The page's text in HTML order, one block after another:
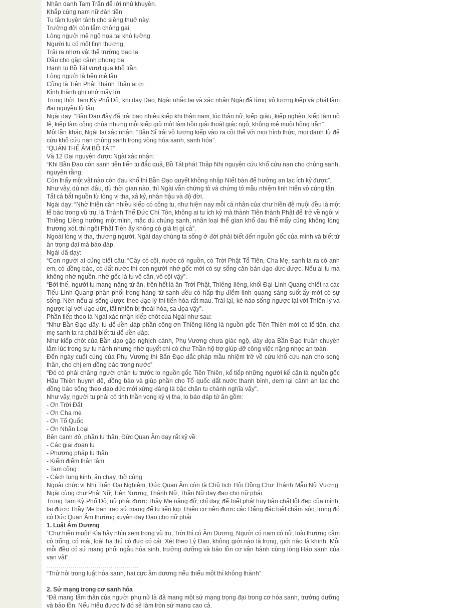
Nhân danh Tam Trấn để lời nhủ khuyên.
Khắp cùng nam nữ đàn tiền
Tu tâm luyện tánh cho siêng thuở này.
Trường đời còn lắm chông gai,
Lòng người mê ngộ họa tai khó lường.
Người tu có một tình thương,
Trải ra nhơn vật thế trường bao la.
Dầu cho gặp cảnh phong ba
Hạnh tu Bồ Tát vượt qua khổ trần.
Lòng người là bến mê tân
Cũng là Tiên Phật Thánh Thần ai ơi.
Kỉnh thành ghi nhớ mấy lời …..
Trong thời Tam Kỳ Phổ Độ, khi dạy Đạo, Ngài nhắc lại và xác nhận Ngài đã từng vô lượng kiếp và phát tâm
đại nguyện từ lâu.
Ngài dạy: “Bần Đạo đây đã trải bao nhiêu kiếp khi thân nam, lúc thân nữ, kiếp giàu, kiếp nghèo, kiếp làm nô
lệ, kiếp làm công chúa nhưng mỗi kiếp giữ một tâm hồn giải thoát giác ngộ, không mê muội hồng trần”.
Một lần khác, Ngài lại xác nhận: “Bần Sĩ trải vô lượng kiếp vào ra cõi thế với mọi hình thức, mọi danh từ để
cứu khổ cứu nạn chúng sanh trong vòng hóa sanh, sanh hóa”.
“QUÁN THẾ ÂM BỒ TÁT”
Và 12 Đại nguyện được Ngài xác nhận:
“Khi Bần Đạo còn sanh tiền tiến tu đắc quả, Bồ Tát phát Thập Nhị nguyện cứu khổ cứu nạn cho chúng sanh,
nguyện rằng:
Còn thấy một vật nào còn đau khổ thì Bần Đạo quyết không nhập Niết bàn để hưởng an lạc ích kỷ được”.
Như vậy, dù nơi đâu, dù thời gian nào, thì Ngài vẫn chứng tỏ và chứng tỏ mầu nhiệm linh hiển vô cùng tận.
Tất cả bắt nguồn từ lòng vị tha, xả kỷ, nhân hậu và độ đời.
Ngài dạy: “Nhờ thiện căn nhiều kiếp có công tu, như hiện nay mỗi cá nhân của chư hiền đệ muội đều là một
tế bào trong vũ trụ, là Thánh Thể Đức Chí Tôn, không ai tu ích kỷ mà thành Tiên thành Phật để trở về ngôi vị
Thiêng Liêng hưởng một mình, mặc dù chúng sanh, nhân loại thế gian khổ đau thế mấy cũng không lòng
thương xót, thì ngôi Phật Tiên ấy không có giá trị gì cả”.
Ngoài lòng vị tha, thương người, Ngài dạy chúng ta sống ở đời phải biết đến nguồn gốc của mình và biết tứ
ân trọng đại mà báo đáp.
Ngài đã dạy:
“Con người ai cũng biết câu: “Cây có cội, nước có nguồn, có Trời Phật Tổ Tiên, Cha Mẹ, sanh ta ra có anh
em, có đồng bào, có đất nước thì con người nhớ gốc mới có sự sống căn bản đạo đức được. Nếu ai tu mà
không nhớ nguồn, nhớ gốc là tu vô căn, vô cội vậy”.
“Bởi thế, người tu mang nặng tứ ân, trên hết là ân Trời Phật, Thiêng liêng, khối Đại Linh Quang chiết ra các
Tiểu Linh Quang phân phối trong hàng tứ sanh đều có hấp thụ điểm linh quang sáng suốt ấy mới có sự
sống. Nên nếu ai sống được theo đạo lý thì tiến hóa rất mau. Trái lại, kẻ nào sống ngược lại với Thiên lý và
ngược lại với đạo đức, tất nhiên bị thoái hóa, sa đọa vậy”.
Phần tiếp theo là Ngài xác nhận kiếp chót của Ngài như sau:
“Như Bần Đạo đây, tu để đền đáp phần công ơn Thiêng liêng là nguồn gốc Tiên Thiên mới có tổ tiên, cha
mẹ sanh ta ra phải biết tu để đền đáp.
Như kiếp chót của Bần đạo gặp nghịch cảnh, Phụ Vương chưa giác ngộ, đày đọa Bần Đạo truân chuyên
lắm lúc trong sự tu hành nhưng nhờ quyết chí có chư Thần hộ trợ giúp đỡ công việc nặng nhọc an toàn.
Đến ngày cuối cùng của Phụ Vương thì Bấn Đạo đắc pháp mầu nhiệm trở về cứu khổ cứu nạn cho song
thân, cho chị em đồng bào trong nước”
“Đó có phải chăng người chân tu trước lo nguồn gốc Tiên Thiên, kế tiếp những người kế cận là nguồn gốc
Hậu Thiên huynh đệ, đồng bào và giúp phần cho Tổ quốc đất nước thanh bình, đem lại cảnh an lạc cho
đồng bào sống theo đạo đức mới xứng đáng là bậc chân tu chánh nghĩa vậy”.
Như vậy, người tu phải có tinh thần vong kỷ vị tha, lo báo đáp tứ ân gồm:
- Ơn Trời Đất
- Ơn Cha mẹ
- Ơn Tổ Quốc
- Ơn Nhân Loại
Bên cạnh đó, phần tu thân, Đức Quan Âm dạy rất kỹ về:
- Các giai đoạn tu
- Phương pháp tu thân
- Kiểm điểm thân tâm
- Tam công
- Cách tụng kinh, ăn chay, thờ cúng
Ngoài chức vị Nhị Trấn Oai Nghiêm, Đức Quan Âm còn là Chủ tịch Hội Đồng Chư Thánh Mẫu Nữ Vương.
Ngài cùng chư Phật Nữ, Tiên Nương, Thánh Nữ, Thần Nữ dạy đạo cho nữ phái.
Trong Tam Kỳ Phổ Độ, nữ phái được Thầy Mẹ nâng đỡ, chỉ dạy, để biết phát huy bản chất tốt đẹp của mình,
lại được Thầy Mẹ ban trao sứ mạng để tu tiến kịp Thiên cơ nên được các Đấng đặc biệt chăm sóc, trong đó
có Đức Quan Âm thường xuyên dạy Đạo cho nữ phái.
1. Luật Âm Dương
“Chư hiền muội! Kìa hãy nhìn xem trong vũ trụ, Trời thì có Âm Dương, Người có nam có nữ, loài thượng cầm
có trống, có mái, loài hạ thú có đực có cái. Xét theo Lý Đạo, không giới nào là trọng, giới nào là khinh. Mỗi
mỗi đều có sứ mạng phối ngẫu hóa sinh, trưởng dưỡng và bảo tồn cơ vận hành cùng lòng Háo sanh của
vạn vật”.
……………………………………….
“Thử hỏi trong luật hóa sanh, hai cực âm dương nếu thiếu một thì không thành”.
2. Sứ mạng trong cơ sanh hóa
“Đã mang tấm thân của người phụ nữ là đã mang một sứ mạng trọng đại trong cơ hóa sanh, trưởng dưỡng
và bảo tồn. Nếu hiểu được lý đó sẽ làm tròn sứ mạng cao cả.